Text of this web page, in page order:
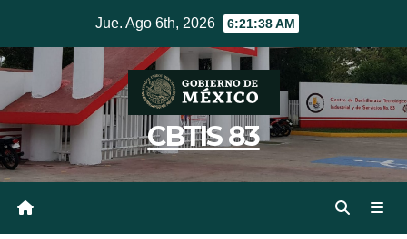
contenido
Jue. Ago 6th, 2026 6:21:39 AM
CBTIS 83